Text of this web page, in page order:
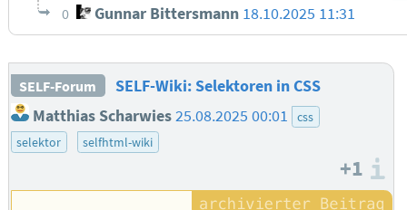
0 Gunnar Bittersmann 18.10.2025 11:31
SELF-Forum
SELF-Wiki: Selektoren in CSS
Matthias Scharwies 25.08.2025 00:01
css
selektor
selfhtml-wiki
+1